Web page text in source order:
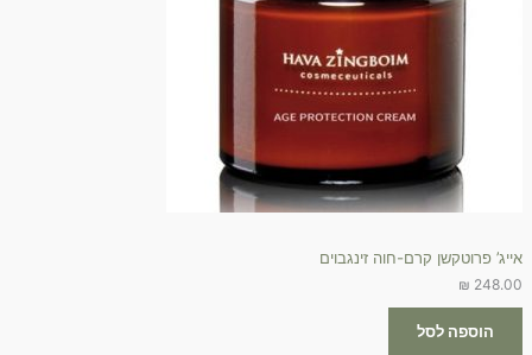
אייג’ פרוטקשן קרם-חוה זינגבוים
248.00
₪
הוספה לסל